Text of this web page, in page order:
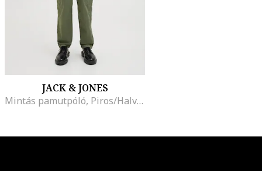
JACK & JONES
Mintás pamutpóló, Piros/Halványzöld